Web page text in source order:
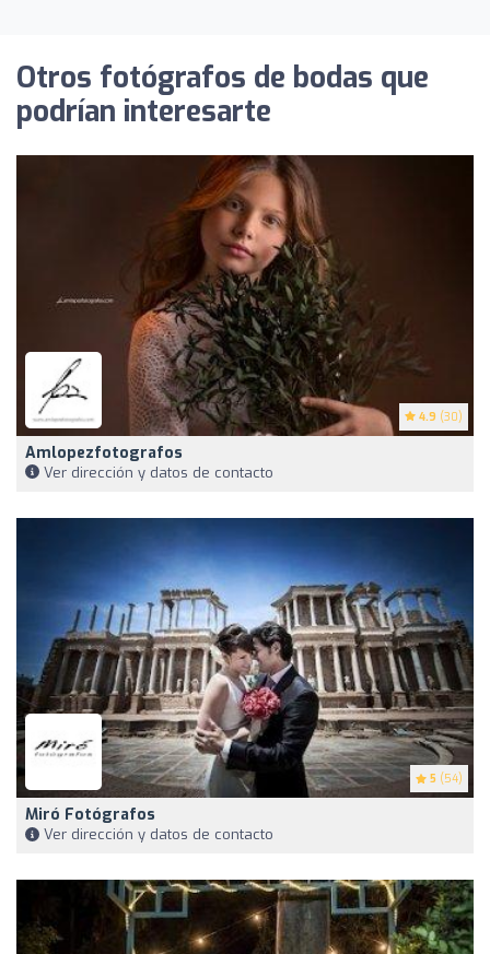
Otros fotógrafos de bodas que
podrían interesarte
4.9 (30)
Amlopezfotografos
Ver dirección y datos de contacto
5 (54)
Miró Fotógrafos
Ver dirección y datos de contacto